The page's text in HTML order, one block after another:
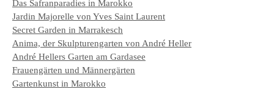
Das Safranparadies in Marokko
Jardin Majorelle von Yves Saint Laurent
Secret Garden in Marrakesch
Anima, der Skulpturengarten von André Heller
André Hellers Garten am Gardasee
Frauengärten und Männergärten
Gartenkunst in Marokko